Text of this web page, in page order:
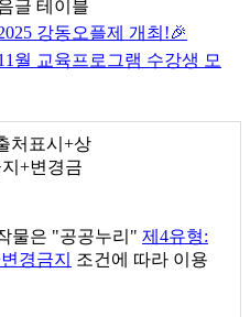
글 테이블
강동오플제 개최!🎉
월 교육프로그램 수강생 모
물은 "공공누리" 제4유형:
경금지
조건에 따라 이용